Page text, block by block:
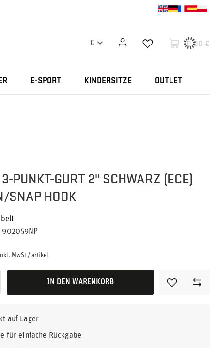
€ 0,00 €
E-SPORT KINDERSITZE OUTLET
PUNKT-GURT 2" SCHWARZ (ECE)
SNAP HOOK
902059NP
MwSt /artikel
IN DEN WARENKORB
auf Lager
für einfache Rückgabe